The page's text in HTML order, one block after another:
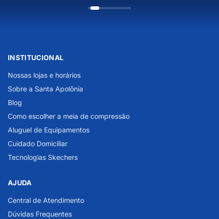
INSTITUCIONAL
Nossas lojas e horários
Sobre a Santa Apolônia
Blog
Como escolher a meia de compressão
Aluguel de Equipamentos
Cuidado Domiciliar
Tecnologias Skechers
AJUDA
Central de Atendimento
Dúvidas Frequentes